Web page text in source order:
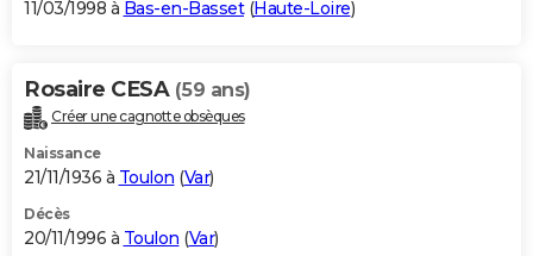
11/03/1998 à Bas-en-Basset(Haute-Loire)
Rosaire CESA (59 ans)
Créer une cagnotte obsèques
Naissance
21/11/1936 à Toulon (Var)
Décès
20/11/1996 à Toulon (Var)